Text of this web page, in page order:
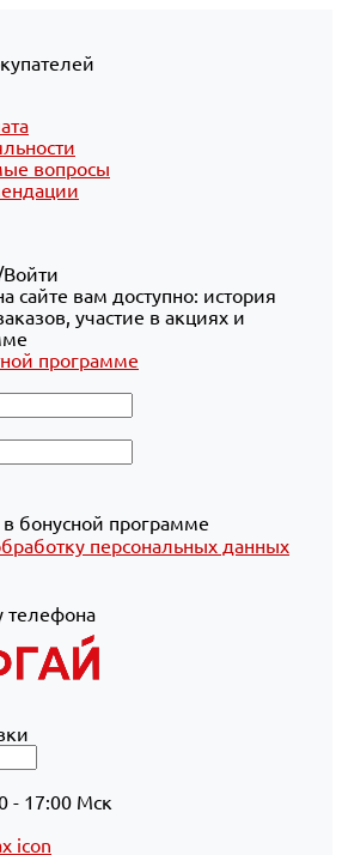
вопросы
Войти
сайте вам доступно: история
участие в акциях и
программе
в бонусной программе
персональных данных
телефона
- 17:00 Мск